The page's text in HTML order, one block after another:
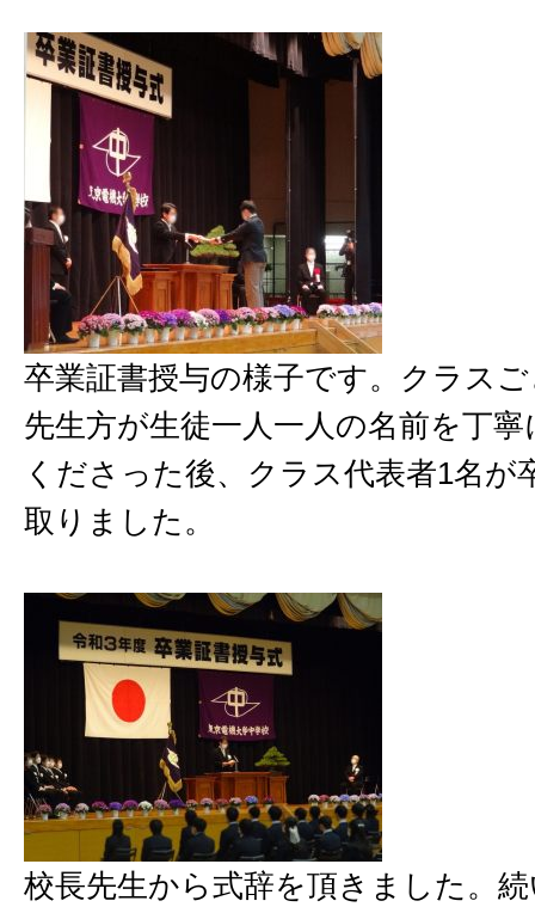
卒業証書授与の様子です。クラス
先生方が生徒一人一人の名前を丁
くださった後、クラス代表者1名が
取りました。
校長先生から式辞を頂きました。